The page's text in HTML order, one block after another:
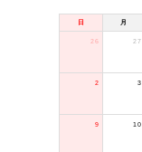
日 月
26 27
2 3
9 10